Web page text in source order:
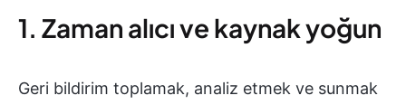
1. Zaman alıcı ve kaynak yoğun
Geri bildirim toplamak, analiz etmek ve sunmak